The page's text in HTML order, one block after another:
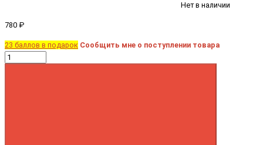
Нет в наличии
780 ₽
23 баллов в подарок Сообщить мне о поступлении товара